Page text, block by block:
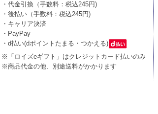
・代金引換（手数料：税込245円)
・後払い（手数料：税込245円)
・キャリア決済
・PayPay
・d払い(dポイントたまる・つかえる)
※「ロイズeギフト」はクレジットカード払いのみ
※商品代金の他、別途送料がかかります